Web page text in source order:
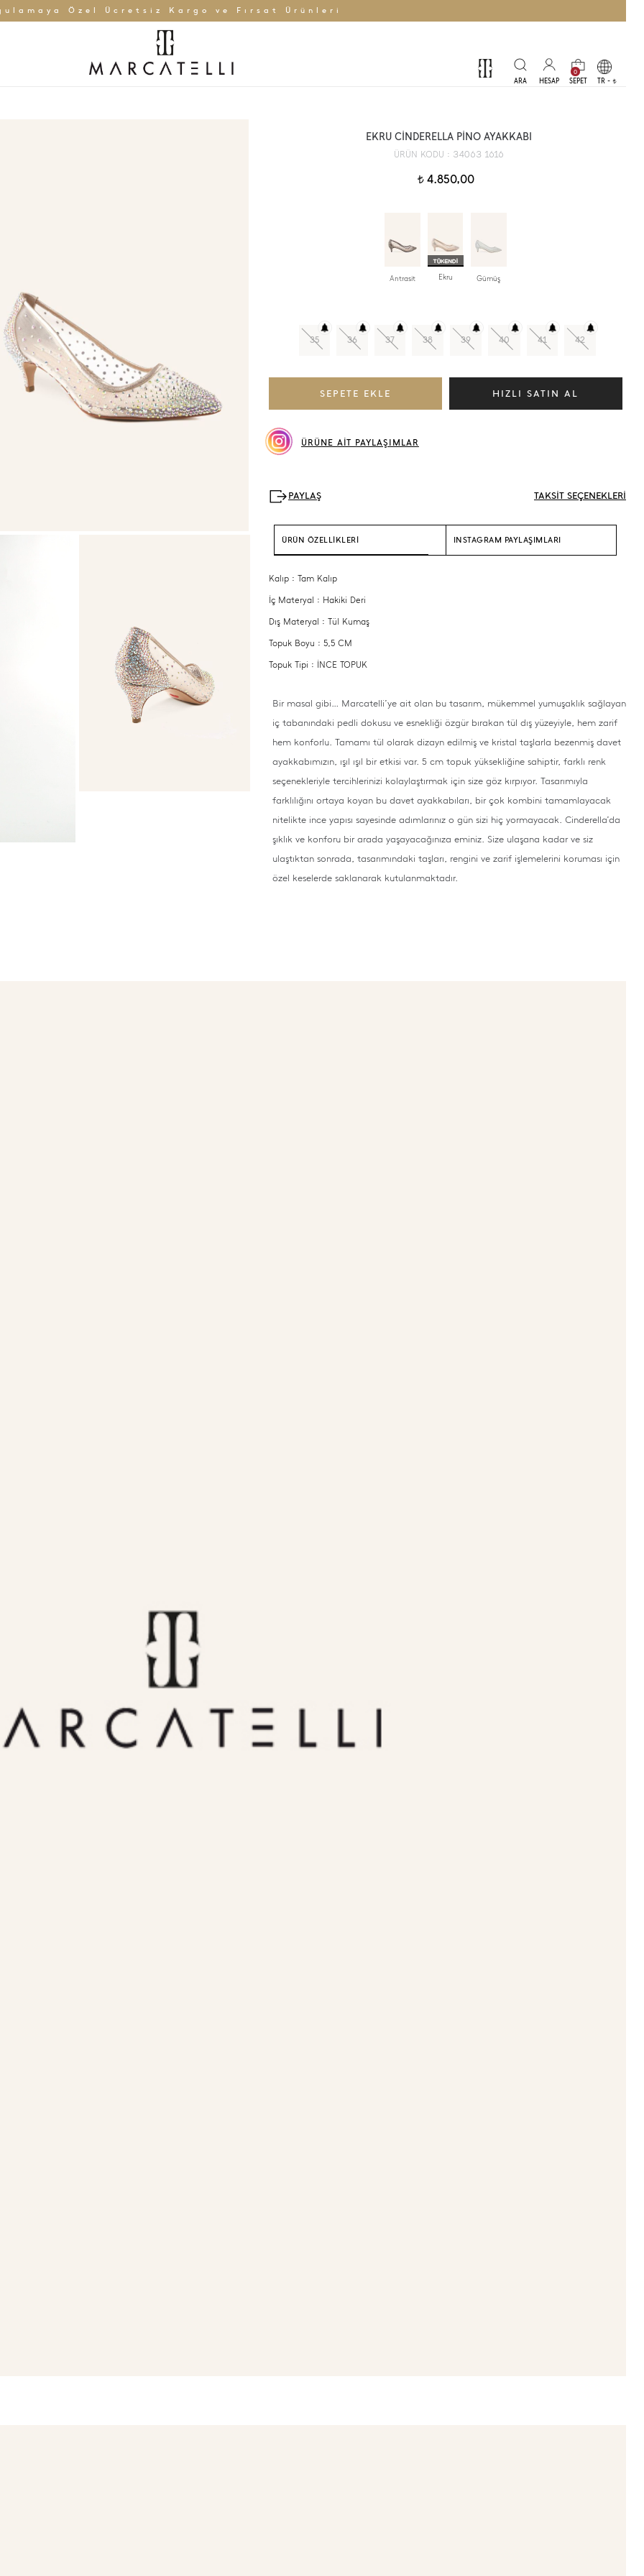
Özel Ücretsiz Kargo ve Fırsat Ürünleri
0
TR - t
EKRU CİNDERELLA PİNO AYAKKABI
ÜRÜN KODU : 34063 1616
t4.850,00
Antrasit Ekru Gümüş
35 36 37 38 39 40 41 42
ÜRÜNE AİT PAYLAŞIMLAR
TAKSİT SEÇENEKLERİ
ÜRÜN ÖZELLİKLERİ INSTAGRAM PAYLAŞIMLARI
Kalıp : Tam Kalıp
İç Materyal : Hakiki Deri
Dış Materyal : Tül Kumaş
Topuk Boyu : 5,5 CM
Topuk Tipi : İNCE TOPUK
Bir masal gibi… Marcatelli’ye ait olan bu tasarım, mükemmel yumuşaklık sağlayan
iç tabanındaki pedli dokusu ve esnekliği özgür bırakan tül dış yüzeyiyle, hem zarif
hem konforlu. Tamamı tül olarak dizayn edilmiş ve kristal taşlarla bezenmiş davet
ayakkabımızın, ışıl ışıl bir etkisi var. 5 cm topuk yüksekliğine sahiptir, farklı renk
seçenekleriyle tercihlerinizi kolaylaştırmak için size göz kırpıyor. Tasarımıyla
farklılığını ortaya koyan bu davet ayakkabıları, bir çok kombini tamamlayacak
nitelikte ince yapısı sayesinde adımlarınız o gün sizi hiç yormayacak. Cinderella’da
şıklık ve konforu bir arada yaşayacağınıza eminiz. Size ulaşana kadar ve siz
ulaştıktan sonrada, tasarımındaki taşları, rengini ve zarif işlemelerini koruması için
özel keselerde saklanarak kutulanmaktadır.